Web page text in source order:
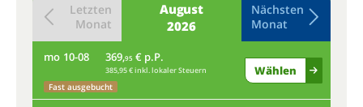
August
2026
Letzten
Monat
Nächsten
Monat
mo 10-08 369,95 € p.P.
385,95 € inkl. lokaler Steuern
Fast ausgebucht
Wählen